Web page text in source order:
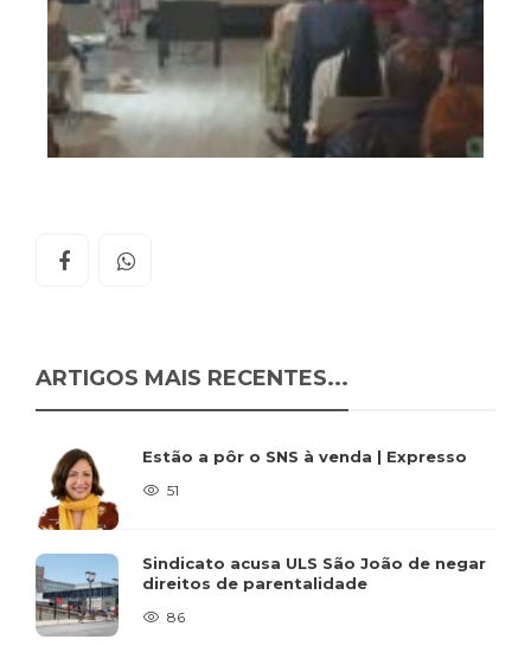
ARTIGOS MAIS RECENTES...
Estão a pôr o SNS à venda | Expresso
51
Sindicato acusa ULS São João de negar
direitos de parentalidade
86